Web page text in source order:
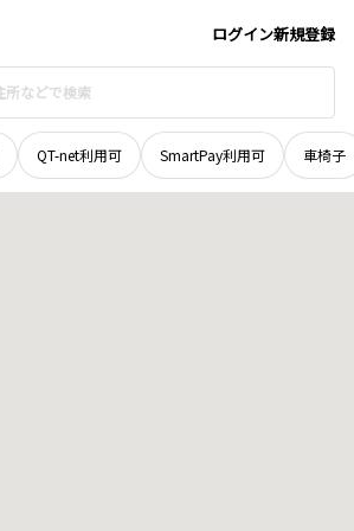
ログイン新規登録
QT-net利用可 SmartPay利用可 車椅子